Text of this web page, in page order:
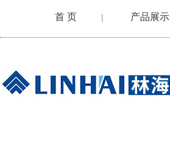
首 页 | 产品展示